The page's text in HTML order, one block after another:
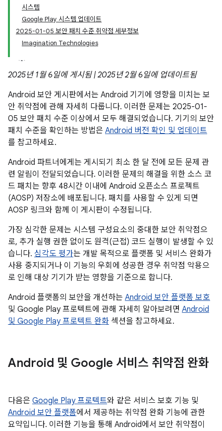
시스템
Google Play 시스템 업데이트
2025-01-05 보안 패치 수준 취약점 세부정보
Imagination Technologies
2025년 1월 6일에 게시됨 | 2025년 2월 6일에 업데이트됨
Android 보안 게시판에서는 Android 기기에 영향을 미치는 보
안 취약점에 관해 자세히 다룹니다. 이러한 문제는 2025-01-
05 보안 패치 수준 이상에서 모두 해결되었습니다. 기기의 보안
패치 수준을 확인하는 방법은 Android 버전 확인 및 업데이트
를 참고하세요.
Android 파트너에게는 게시되기 최소 한 달 전에 모든 문제 관
련 알림이 전달되었습니다. 이러한 문제의 해결을 위한 소스 코
드 패치는 향후 48시간 이내에 Android 오픈소스 프로젝트
(AOSP) 저장소에 배포됩니다. 패치를 사용할 수 있게 되면
AOSP 링크와 함께 이 게시판이 수정됩니다.
가장 심각한 문제는 시스템 구성요소의 중대한 보안 취약점으
로, 추가 실행 권한 없이도 원격(근접) 코드 실행이 발생할 수 있
습니다. 심각도 평가는 개발 목적으로 플랫폼 및 서비스 완화가
사용 중지되거나 이 기능의 우회에 성공한 경우 취약점 악용으
로 인해 대상 기기가 받는 영향을 기준으로 합니다.
Android 플랫폼의 보안을 개선하는 Android 보안 플랫폼 보호
및 Google Play 프로텍트에 관해 자세히 알아보려면 Android
및 Google Play 프로텍트 완화 섹션을 참고하세요.
Android 및 Google 서비스 취약점 완화
다음은 Google Play 프로텍트와 같은 서비스 보호 기능 및
Android 보안 플랫폼에서 제공하는 취약점 완화 기능에 관한
요약입니다. 이러한 기능을 통해 Android에서 보안 취약점이